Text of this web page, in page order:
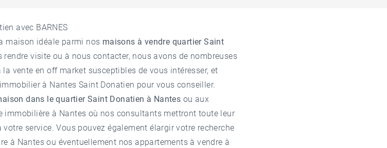
avec BARNES
maison idéale parmi nos maisons à vendre quartier Saint
rendre visite ou à nous contacter, nous avons de nombreuses
vente en off market susceptibles de vous intéresser, et
immobilier à Nantes Saint Donatien pour vous conseiller.
dans le quartier Saint Donatien à Nantes ou aux
immobilière à Nantes où nos consultants mettront toute leur
service. Vous pouvez également élargir votre recherche
à Nantes ou éventuellement nosappartements à vendre à